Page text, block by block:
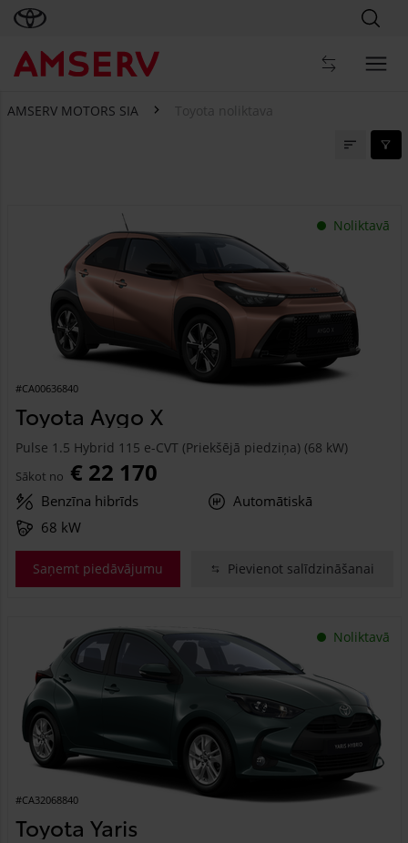
AMSERV MOTORS SIA Toyota noliktava
Noliktavā
#CA00636840
Toyota Aygo X
Pulse 1.5 Hybrid 115 e-CVT (Priekšējā piedziņa) (68 kW)
Sākot no € 22 170
Benzīna hibrīds
Automātiskā
68 kW
Saņemt piedāvājumu Pievienot salīdzināšanai
Noliktavā
#CA32068840
Toyota Yaris